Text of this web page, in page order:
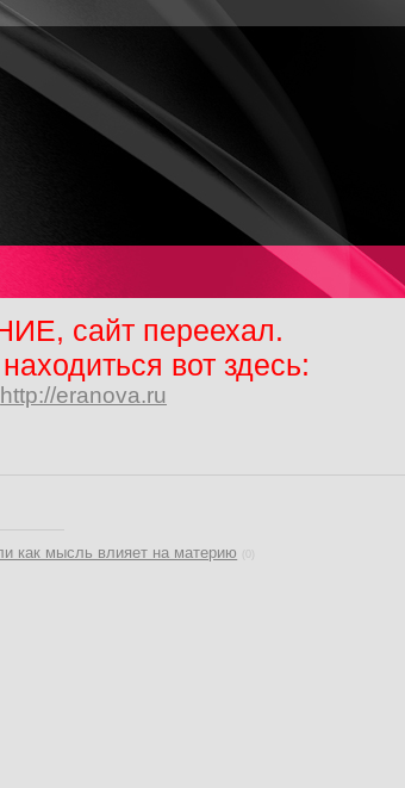
сайт переехал.
вот здесь:
http://eranova.ru
как мысль влияет на материю